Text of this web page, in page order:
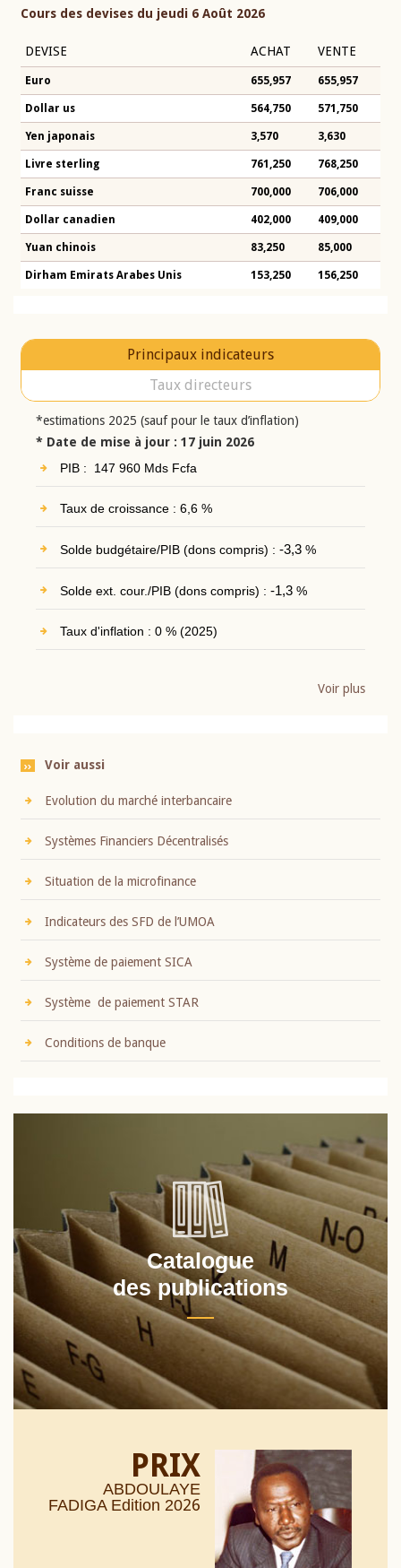
Cours des devises du jeudi 6 Août 2026
DEVISE ACHAT VENTE
Euro 655,957 655,957
Dollar us 564,750 571,750
Yen japonais 3,570 3,630
Livre sterling 761,250 768,250
Franc suisse 700,000 706,000
Dollar canadien 402,000 409,000
Yuan chinois 83,250 85,000
Dirham Emirats Arabes Unis 153,250 156,250
Principaux indicateurs
Taux directeurs
*estimations 2025 (sauf pour le taux d’inflation)
* Date de mise à jour : 17 juin 2026
PIB : 147 960 Mds Fcfa
Taux de croissance : 6,6 %
Solde budgétaire/PIB (dons compris) : -3,3%
Solde ext. cour./PIB (dons compris) : -1,3%
Taux d'inflation : 0 % (2025)
Voir plus
Voir aussi
Evolution du marché interbancaire
Systèmes Financiers Décentralisés
Situation de la microfinance
Indicateurs des SFD de l’UMOA
Système de paiement SICA
Système de paiement STAR
Conditions de banque
Catalogue
des publications
PRIX
ABDOULAYE
FADIGA Edition 2026